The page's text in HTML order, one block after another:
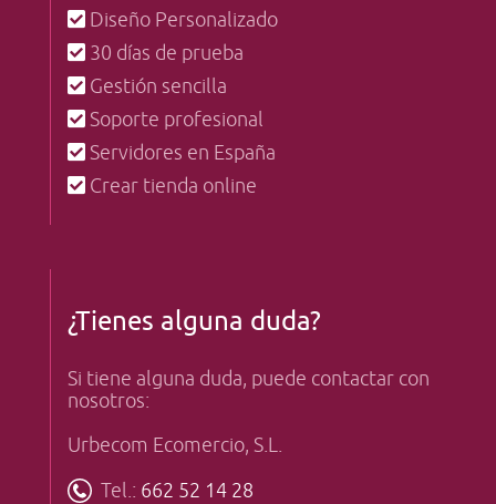
Diseño Personalizado
30 días de prueba
Gestión sencilla
Soporte profesional
Servidores en España
Crear tienda online
¿Tienes alguna duda?
Si tiene alguna duda, puede contactar con
nosotros:
Urbecom Ecomercio, S.L.
Tel.: 662 52 14 28